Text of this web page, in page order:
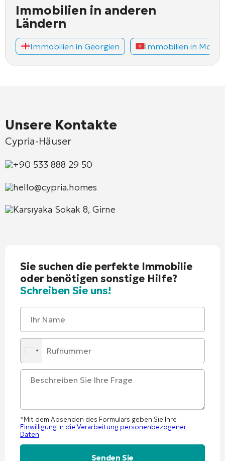
Immobilien in anderen
Ländern
Immobilien in Georgien Immobilien in
Unsere Kontakte
Cypria-Häuser
+90 533 888 29 50
hello@cypria.homes
Karsıyaka Sokak 8, Girne
Sie suchen die perfekte Immobilie
oder benötigen sonstige Hilfe?
Schreiben Sie uns!
*Mit dem Absenden des Formulars geben Sie Ihre
Einwilligung in die Verarbeitung personenbezogener
Daten